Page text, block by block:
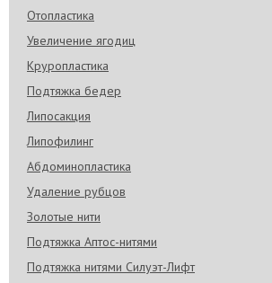
Отопластика
Увеличение ягодиц
Круропластика
Подтяжка бедер
Липосакция
Липофилинг
Абдоминопластика
Удаление рубцов
Золотые нити
Подтяжка Аптос-нитями
Подтяжка нитями Силуэт-Лифт